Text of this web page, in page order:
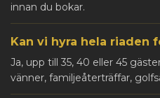
innan du bokar.
Kan vi hyra hela riaden
Ja, upp till 35, 40 eller 45
vänner, familjeåterträffar,